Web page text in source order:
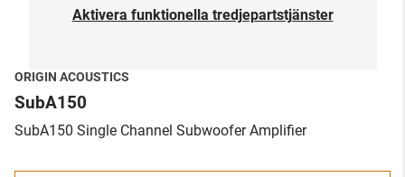
Aktivera funktionella tredjepartstjänster
ORIGIN ACOUSTICS
SubA150
SubA150 Single Channel Subwoofer Amplifier